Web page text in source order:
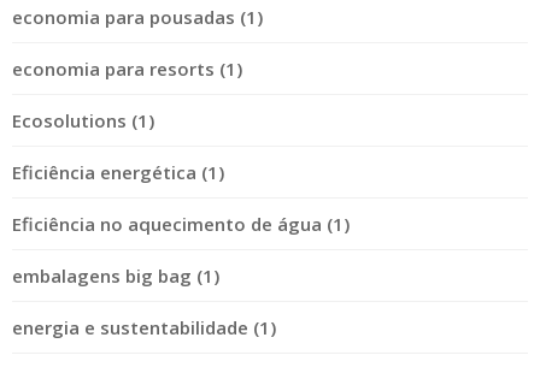
economia para pousadas (1)
economia para resorts (1)
Ecosolutions (1)
Eficiência energética (1)
Eficiência no aquecimento de água (1)
embalagens big bag (1)
energia e sustentabilidade (1)